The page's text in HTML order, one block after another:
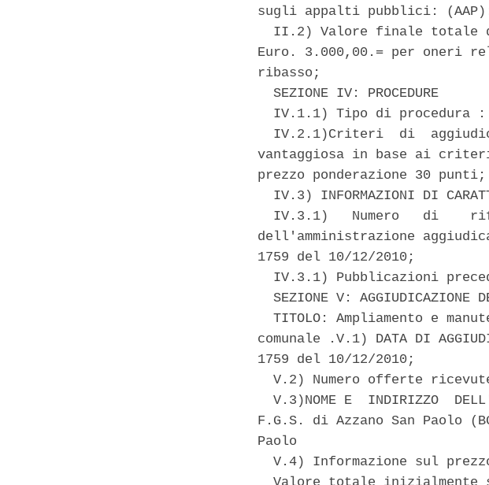
sugli appalti pubblici:
II.2) Valore finale totale
Euro. 3.000,00.= per oneri
ribasso;
  SEZIONE IV: PROCEDURE
IV.1.1) Tipo di procedura
IV.2.1)Criteri  di
vantaggiosa in base ai
prezzo ponderazione 30 punti;
IV.3) INFORMAZIONI DI
IV.3.1)   Numero   di
dell'amministrazione
1759 del 10/12/2010;
IV.3.1) Pubblicazioni
SEZIONE V: AGGIUDICAZIONE
TITOLO: Ampliamento e
comunale .V.1) DATA DI
1759 del 10/12/2010;
V.2) Numero offerte
V.3)NOME E  INDIRIZZO
F.G.S. di Azzano San Paolo
Paolo
V.4) Informazione sul